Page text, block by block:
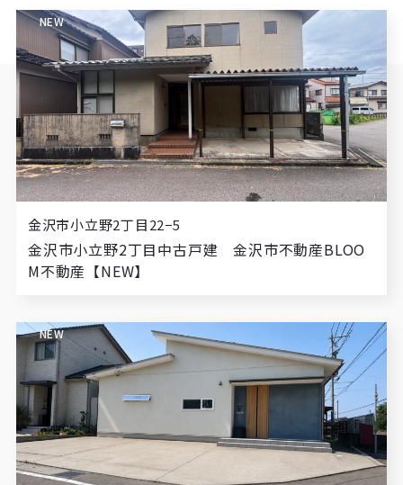
金沢市小立野2丁目22−5
金沢市小立野2丁目中古戸建 金沢市不動産BLOO
M不動産【NEW】
NEW
NEW